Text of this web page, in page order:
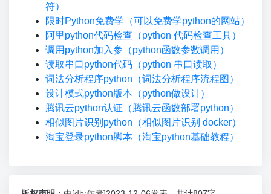
符）
限时Python免费学（可以免费学python的网站）
阿里python代码检查（python 代码检查工具）
调用python加入参（python函数参数调用）
读取串口python代码（python 串口读取）
词法分析程序python（词法分析程序流程图）
设计模式python版本（python做设计）
腾讯云python认证（腾讯云函数部署python）
相似图片识别python（相似图片识别 docker）
淘宝登录python脚本（淘宝python基础教程）